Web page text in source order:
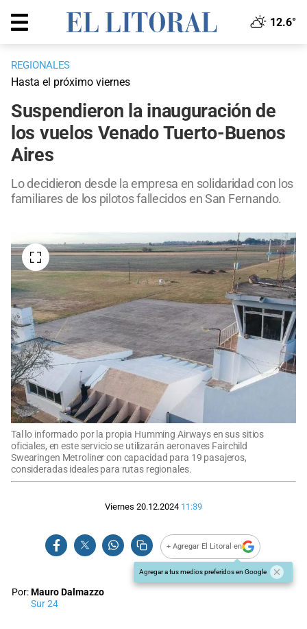
12.6°
REGIONALES
Hasta el próximo viernes
Suspendieron la inauguración de
los vuelos Venado Tuerto-Buenos
Aires
Lo decidieron desde la empresa en solidaridad con los
familiares de los pilotos fallecidos en San Fernando.
Tal lo informado por la propia Humming Airways en sus sitios
oficiales, en este servicio se utilizarán aeronaves Fairchild
Swearingen Metroliner con capacidad para 19 pasajeros,
consideradas ideales para rutas regionales.
Viernes 20.12.2024 11:39
+ Agregar El Litoral en
Agregar a tus medios preferidos en Google
Por:Mauro Dalmazzo
Sur 24